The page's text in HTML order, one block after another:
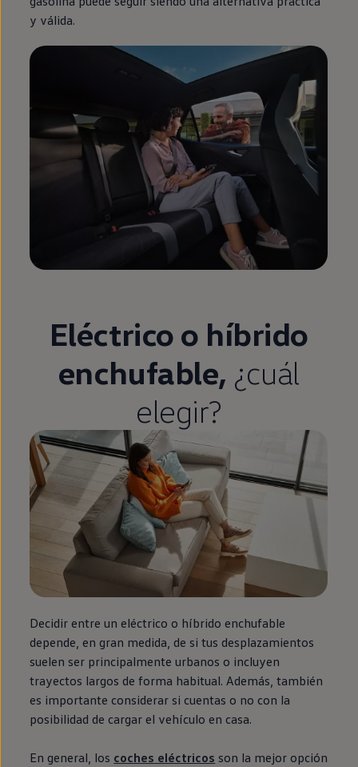
y válida.
Eléctrico o híbrido
enchufable, ¿cuál
elegir?
Decidir entre un eléctrico o híbrido enchufable
depende, en gran medida, de si tus desplazamientos
suelen ser principalmente urbanos o incluyen
trayectos largos de forma habitual. Además, también
es importante considerar si cuentas o no con la
posibilidad de cargar el vehículo en casa.
En general, los coches eléctricos son la mejor opción